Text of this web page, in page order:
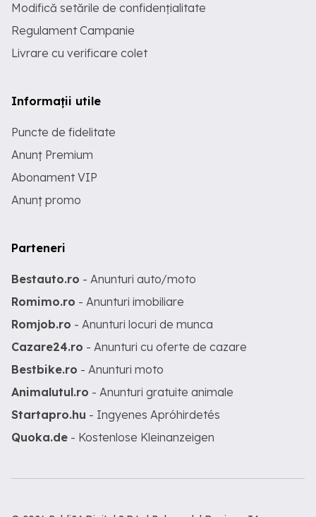
Modifică setările de confidențialitate
Regulament Campanie
Livrare cu verificare colet
Informații utile
Puncte de fidelitate
Anunț Premium
Abonament VIP
Anunț promo
Parteneri
Bestauto.ro - Anunturi auto/moto
Romimo.ro - Anunturi imobiliare
Romjob.ro - Anunturi locuri de munca
Cazare24.ro - Anunturi cu oferte de cazare
Bestbike.ro - Anunturi moto
Animalutul.ro - Anunturi gratuite animale
Startapro.hu - Ingyenes Apróhirdetés
Quoka.de - Kostenlose Kleinanzeigen